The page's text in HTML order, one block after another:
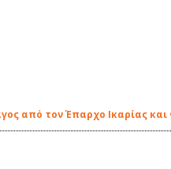
από τον Έπαρχο Ικαρίας